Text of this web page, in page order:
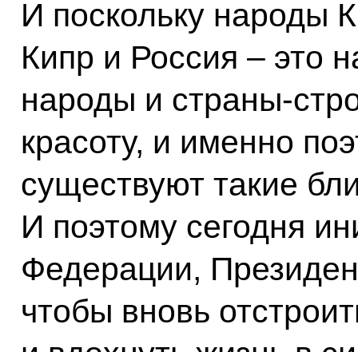
И поскольку народы
Кипр и Россия – это
народы и страны-
красоту, и именно
существуют такие
И поэтому сегодня
Федерации,
чтобы вновь